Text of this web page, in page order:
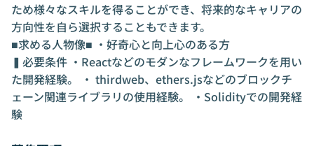
ため様々なスキルを得ることができ、将来的なキャリアの
方向性を自ら選択することもできます。
■求める人物像■ ・好奇心と向上心のある方
▍必要条件 ・Reactなどのモダンなフレームワークを用い
た開発経験。 ・ thirdweb、ethers.jsなどのブロックチ
ェーン関連ライブラリの使用経験。 ・Solidityでの開発経
験